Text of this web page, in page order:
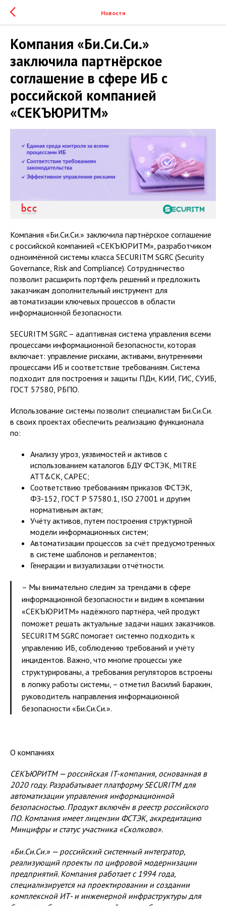
Новости
Компания «Би.Си.Си.»
заключила партнёрское
соглашение в сфере ИБ с
российской компанией
«СЕКЪЮРИТМ»
Компания «Би.Си.Си.» заключила партнёрское соглашение
с российской компанией «СЕКЪЮРИТМ», разработчиком
одноимённой системы класса SECURITM SGRC (Security
Governance, Risk and Compliance). Сотрудничество
позволит расширить портфель решений и предложить
заказчикам дополнительный инструмент для
автоматизации ключевых процессов в области
информационной безопасности.
SECURITM SGRC – адаптивная система управления всеми
процессами информационной безопасности, которая
включает: управление рисками, активами, внутренними
процессами ИБ и соответствие требованиям. Система
подходит для построения и защиты ПДн, КИИ, ГИС, СУИБ,
ГОСТ 57580, РБПО.
Использование системы позволит специалистам Би.Си.Си.
в своих проектах обеспечить реализацию функционала
по:
Анализу угроз, уязвимостей и активов с
использованием каталогов БДУ ФСТЭК, MITRE
ATT&CK, CAPEC;
Соответствию требованиям приказов ФСТЭК,
ФЗ-152, ГОСТ Р 57580.1, ISO 27001 и другим
нормативным актам;
Учёту активов, путем построения структурной
модели информационных систем;
Автоматизации процессов за счёт предусмотренных
в системе шаблонов и регламентов;
Генерации и визуализации отчётности.
– Мы внимательно следим за трендами в сфере
информационной безопасности и видим в компании
«СЕКЪЮРИТМ» надёжного партнёра, чей продукт
поможет решать актуальные задачи наших заказчиков.
SECURITM SGRC помогает системно подходить к
управлению ИБ, соблюдению требований и учёту
инцидентов. Важно, что многие процессы уже
структурированы, а требования регуляторов встроены
в логику работы системы, – отметил Василий Баракин,
руководитель направления информационной
безопасности «Би.Си.Си.».
О компаниях
СЕКЪЮРИТМ — российская IT-компания, основанная в
2020 году. Разрабатывает платформу SECURITM для
автоматизации управления информационной
безопасностью. Продукт включён в реестр российского
ПО. Компания имеет лицензии ФСТЭК, аккредитацию
Минцифры и статус участника «Сколково».
«Би.Си.Си.» — российский системный интегратор,
реализующий проекты по цифровой модернизации
предприятий. Компания работает с 1994 года,
специализируется на проектировании и создании
комплексной ИТ- и инженерной инфраструктуры для